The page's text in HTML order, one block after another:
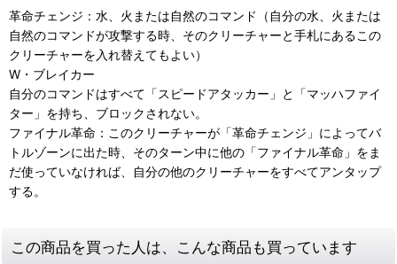
革命チェンジ：水、火または自然のコマンド（自分の水、火または
自然のコマンドが攻撃する時、そのクリーチャーと手札にあるこの
クリーチャーを入れ替えてもよい）
W・ブレイカー
自分のコマンドはすべて「スピードアタッカー」と「マッハファイ
ター」を持ち、ブロックされない。
ファイナル革命：このクリーチャーが「革命チェンジ」によってバ
トルゾーンに出た時、そのターン中に他の「ファイナル革命」をま
だ使っていなければ、自分の他のクリーチャーをすべてアンタップ
する。
この商品を買った人は、こんな商品も買っています